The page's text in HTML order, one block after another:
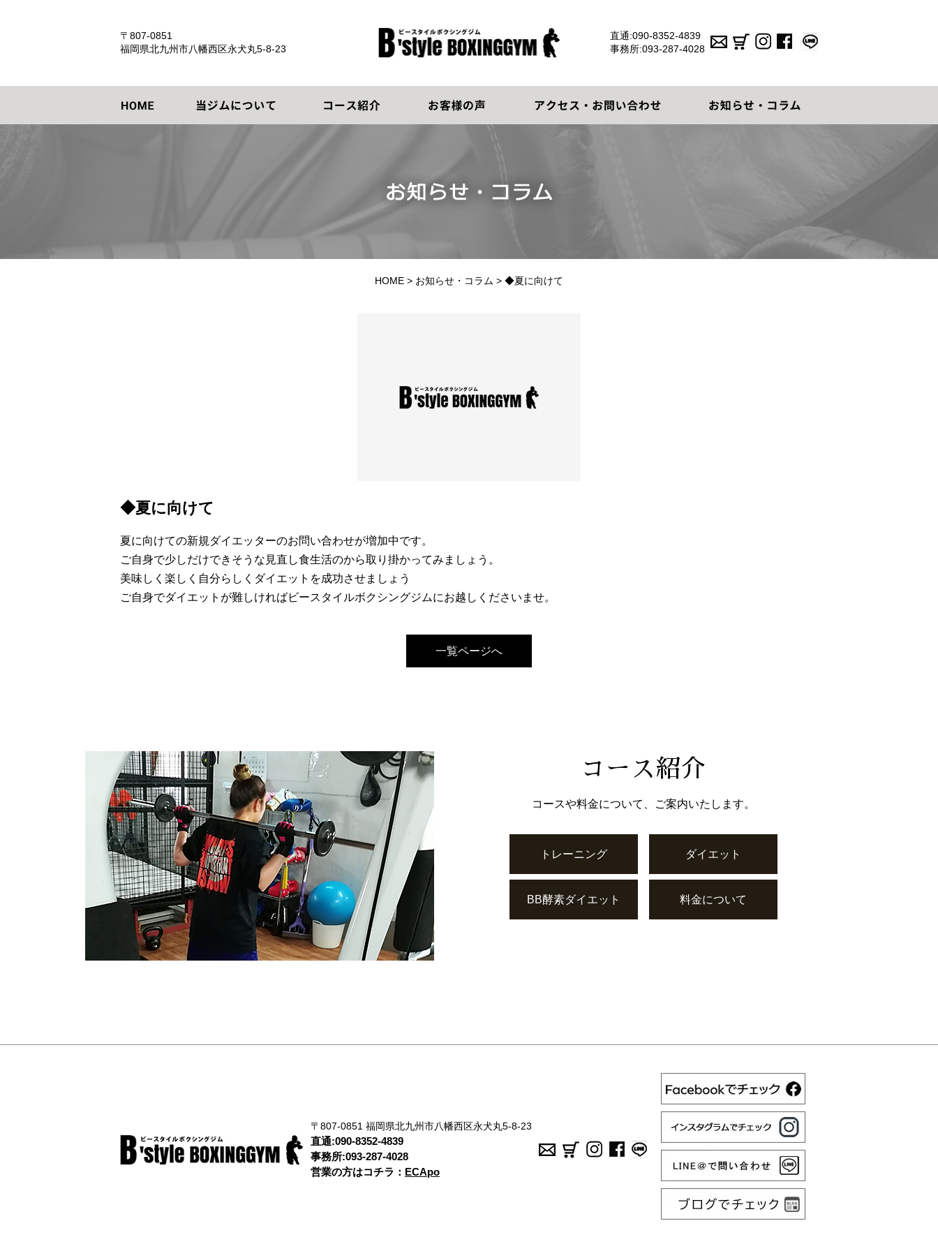
〒807-0851
福岡県北九州市八幡西区永犬丸5-8-23
直通:090-8352-4839
事務所:093-287-4028
HOME > お知らせ・コラム > ◆夏に向けて
◆夏に向けて
夏に向けての新規ダイエッターのお問い合わせが増加中です。
ご自身で少しだけできそうな見直し食生活のから取り掛かってみましょう。
美味しく楽しく自分らしくダイエットを成功させましょう
ご自身でダイエットが難しければビースタイルボクシングジムにお越しくださいませ。
一覧ページへ
コース紹介
コースや料金について、ご案内いたします。
トレーニング ダイエット
BB酵素ダイエット 料金について
〒807-0851 福岡県北九州市八幡西区永犬丸5-8-23
直通:090-8352-4839
事務所:093-287-4028
営業の方はコチラ： ECApo